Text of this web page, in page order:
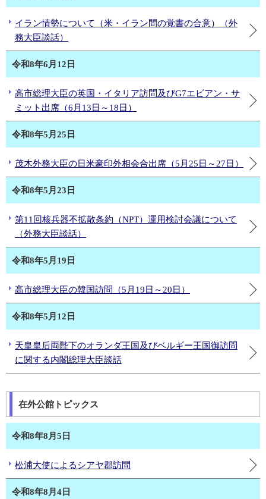
イラン情勢について（米・イラン間の覚書の合意）（外
務大臣談話）
令和8年6月12日
高市総理大臣の英国・イタリア訪問及びG7エビアン・サ
ミット出席（6月13日～18日）
令和8年5月25日
茂木外務大臣の日米豪印外相会合出席（5月25日～27日）
令和8年5月23日
第11回核兵器不拡散条約（NPT）運用検討会議について
（外務大臣談話）
令和8年5月19日
高市総理大臣の韓国訪問（5月19日～20日）
令和8年5月12日
天皇皇后両陛下のオランダ王国及びベルギー王国御訪問
に関する内閣総理大臣談話
在外公館トピックス
令和8年8月5日
松浦大使によるシアヤ郡訪問
令和8年8月4日